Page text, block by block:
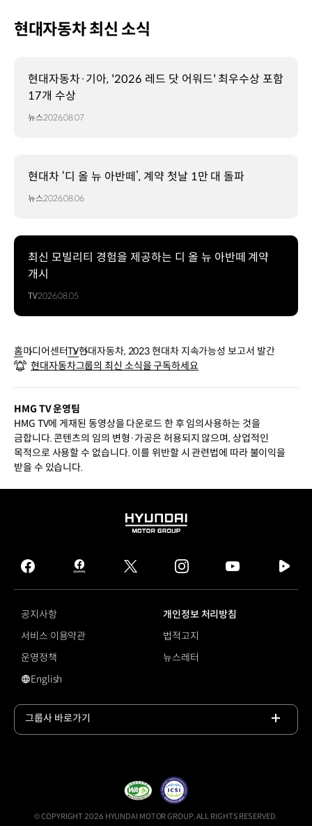
현대자동차 최신 소식
현대자동차·기아, '2026 레드 닷 어워드' 최우수상 포함
17개 수상
뉴스2026.08.07
현대차 ‘디 올 뉴 아반떼’, 계약 첫날 1만 대 돌파
뉴스2026.08.06
최신 모빌리티 경험을 제공하는 디 올 뉴 아반떼 계약
개시
TV2026.08.05
홈미디어센터TV현대자동차, 2023 현대차 지속가능성 보고서 발간
현대자동차그룹의 최신 소식을 구독하세요
HMG TV 운영팀
HMG TV에 게재된 동영상을 다운로드 한 후 임의사용하는 것을
금합니다. 콘텐츠의 임의 변형·가공은 허용되지 않으며, 상업적인
목적으로 사용할 수 없습니다. 이를 위반할 시 관련법에 따라 불이익을
받을 수 있습니다.
HYUNDAI
GROUP
facebook
hmg
journal
twitter instagram
tv
공지사항
개인정보 처리방침
서비스 이용약관
법적고지
운영정책
뉴스레터
영문 사이트로 이동
English
그룹사 바로가기
© COPYRIGHT 2026 HYUNDAI MOTOR GROUP, ALL RIGHTS RESERVED.